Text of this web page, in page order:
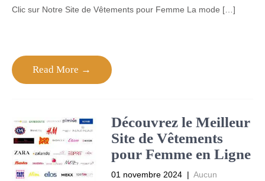
Clic sur Notre Site de Vêtements pour Femme La mode […]
Read More →
Découvrez le Meilleur
Site de Vêtements
pour Femme en Ligne
01 novembre 2024 | Aucun